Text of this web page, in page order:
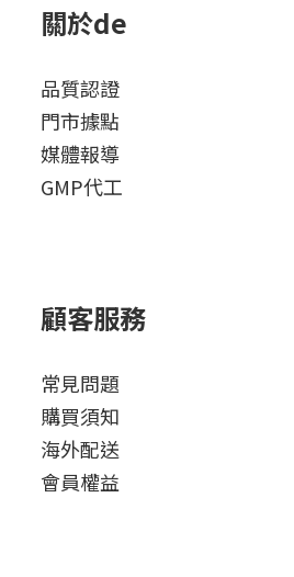
關於de
品質認證
門市據點
媒體報導
GMP代工
顧客服務
常見問題
購買須知
海外配送
會員權益